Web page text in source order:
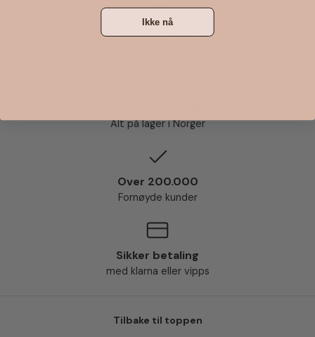
Gratis frakt
Alt på lager i Norger
Over 200.000
Fornøyde kunder
Sikker betaling
med klarna eller vipps
Tilbake til toppen
Ikke nå